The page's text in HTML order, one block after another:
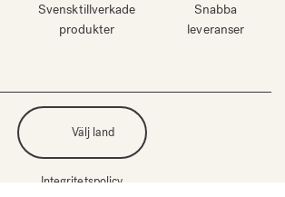
Svensktillverkade
produkter
Snabba
leveranser
Välj land
Integritetspolicy